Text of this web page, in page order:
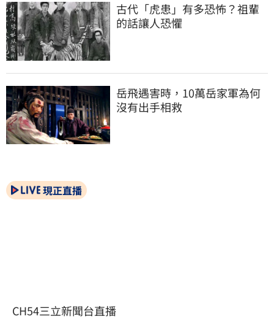
古代「虎患」有多恐怖？祖輩
的話讓人恐懼
岳飛遇害時，10萬岳家軍為何
沒有出手相救
現正直播
CH54三立新聞台直播